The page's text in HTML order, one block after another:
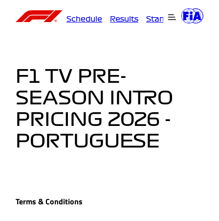
Schedule Results Standings
F1 TV PRE-
SEASON INTRO
PRICING 2026 -
PORTUGUESE
Terms & Conditions